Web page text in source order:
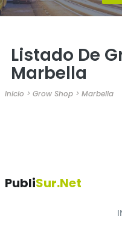
Listado De
Marbella
Inicio > Grow Shop> Marbella
PubliSur.net